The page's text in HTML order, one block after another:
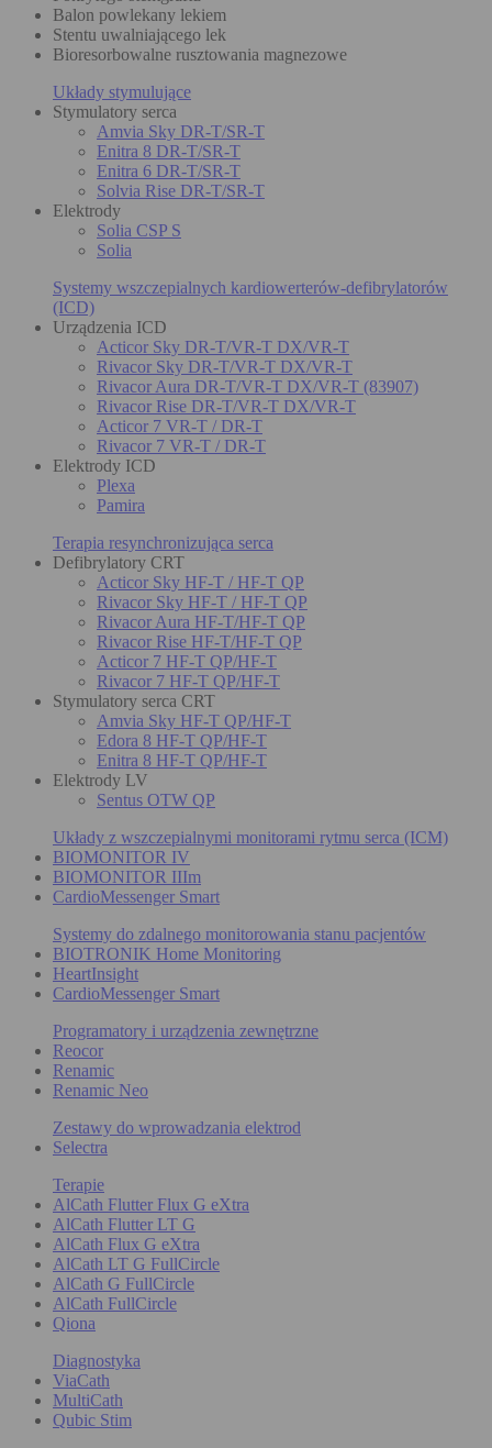
Balon powlekany lekiem
Stentu uwalniającego lek
Bioresorbowalne rusztowania magnezowe
Układy stymulujące
Stymulatory serca
Amvia Sky DR-T/SR-T
Enitra 8 DR-T/SR-T
Enitra 6 DR-T/SR-T
Solvia Rise DR-T/SR-T
Elektrody
Solia CSP S
Solia
Systemy wszczepialnych kardiowerterów-defibrylatorów
(ICD)
Urządzenia ICD
Acticor Sky DR-T/VR-T DX/VR-T
Rivacor Sky DR-T/VR-T DX/VR-T
Rivacor Aura DR-T/VR-T DX/VR-T (83907)
Rivacor Rise DR-T/VR-T DX/VR-T
Acticor 7 VR-T / DR-T
Rivacor 7 VR-T / DR-T
Elektrody ICD
Plexa
Pamira
Terapia resynchronizująca serca
Defibrylatory CRT
Acticor Sky HF-T / HF-T QP
Rivacor Sky HF-T / HF-T QP
Rivacor Aura HF-T/HF-T QP
Rivacor Rise HF-T/HF-T QP
Acticor 7 HF-T QP/HF-T
Rivacor 7 HF-T QP/HF-T
Stymulatory serca CRT
Amvia Sky HF-T QP/HF-T
Edora 8 HF-T QP/HF-T
Enitra 8 HF-T QP/HF-T
Elektrody LV
Sentus OTW QP
Układy z wszczepialnymi monitorami rytmu serca (ICM)
BIOMONITOR IV
BIOMONITOR IIIm
CardioMessenger Smart
Systemy do zdalnego monitorowania stanu pacjentów
BIOTRONIK Home Monitoring
HeartInsight
CardioMessenger Smart
Programatory i urządzenia zewnętrzne
Reocor
Renamic
Renamic Neo
Zestawy do wprowadzania elektrod
Selectra
Terapie
AlCath Flutter Flux G eXtra
AlCath Flutter LT G
AlCath Flux G eXtra
AlCath LT G FullCircle
AlCath G FullCircle
AlCath FullCircle
Qiona
Diagnostyka
ViaCath
MultiCath
Qubic Stim